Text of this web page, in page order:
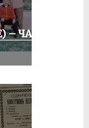
– ЧАСТ